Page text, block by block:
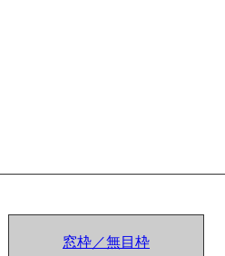
窓枠／無目枠